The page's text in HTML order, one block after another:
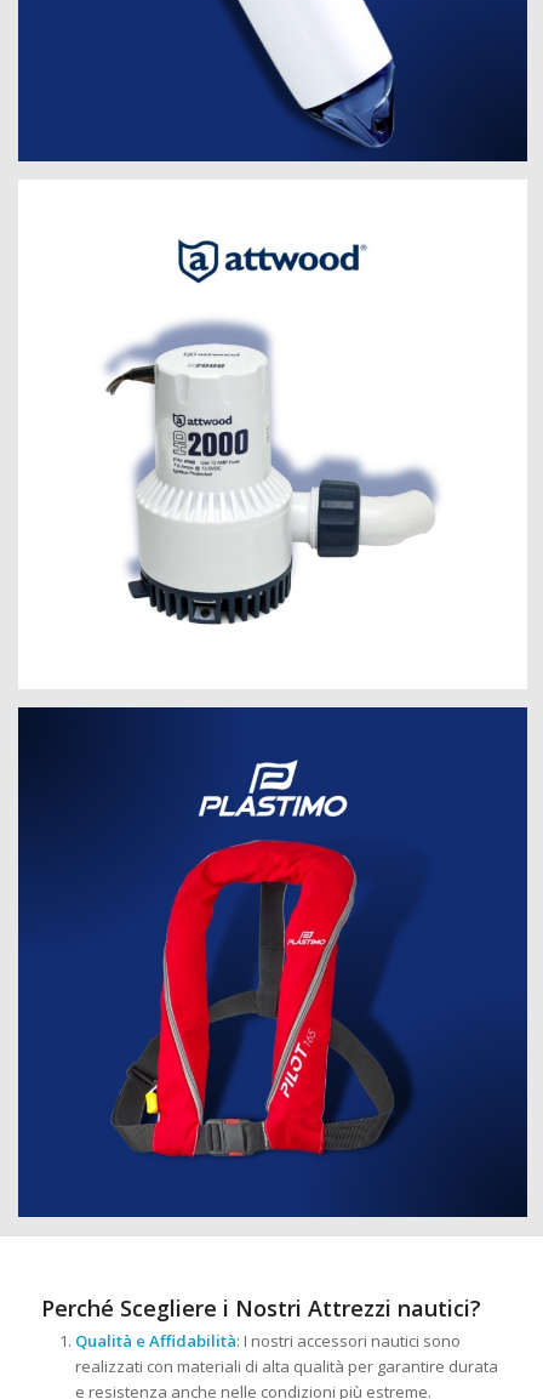
Perché Scegliere i Nostri Attrezzi nautici?
Qualità e Affidabilità: I nostri accessori nautici sono
realizzati con materiali di alta qualità per garantire durata
e resistenza anche nelle condizioni più estreme.